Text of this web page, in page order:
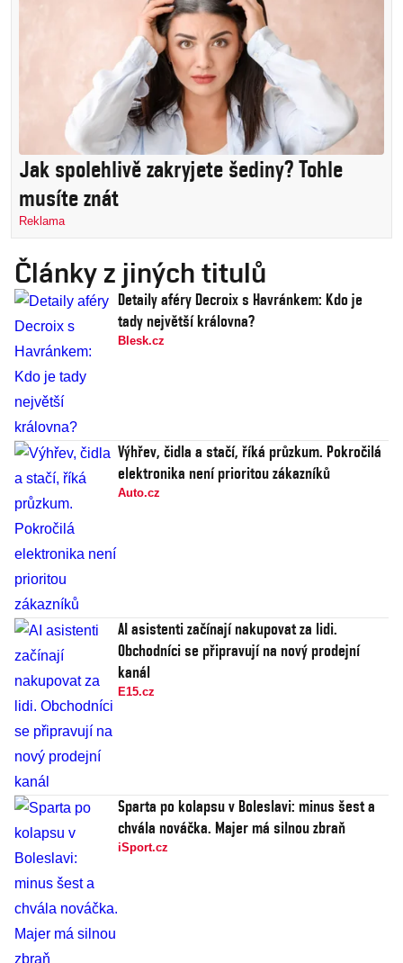
Jak spolehlivě zakryjete šediny? Tohle
musíte znát
Reklama
Články z jiných titulů
Detaily aféry Decroix s Havránkem: Kdo je
tady největší královna?
Blesk.cz
Výhřev, čidla a stačí, říká průzkum. Pokročilá
elektronika není prioritou zákazníků
Auto.cz
AI asistenti začínají nakupovat za lidi.
Obchodníci se připravují na nový prodejní
kanál
E15.cz
Sparta po kolapsu v Boleslavi: minus šest a
chvála nováčka. Majer má silnou zbraň
iSport.cz